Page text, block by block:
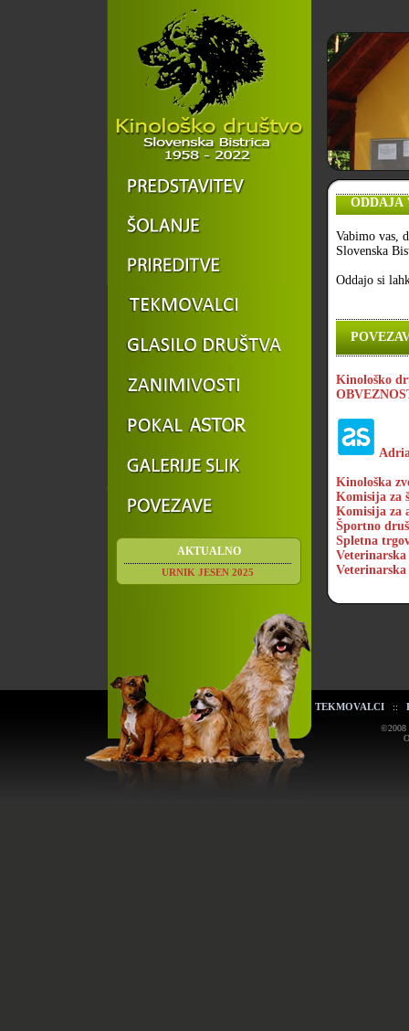
AKTUALNO
URNIK JESEN 2025
ODDAJA
Vabimo vas,
Slovenska
Oddajo si
Kinološko
Kinološka
Komisija za
Komisija za
Športno
Spletna
TEKMOVALCI ::
©2008